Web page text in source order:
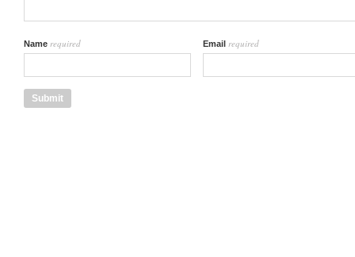
Name required Email required